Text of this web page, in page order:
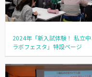
2024年「新入試体験！ 私立中
ラボフェスタ」特設ページ